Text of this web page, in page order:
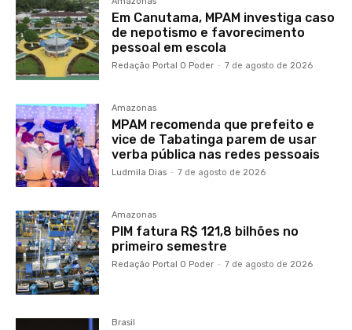
Em Canutama, MPAM investiga caso
de nepotismo e favorecimento
pessoal em escola
Redação Portal O Poder - 7 de agosto de 2026
Amazonas
MPAM recomenda que prefeito e
vice de Tabatinga parem de usar
verba pública nas redes pessoais
Ludmila Dias - 7 de agosto de 2026
Amazonas
PIM fatura R$ 121,8 bilhões no
primeiro semestre
Redação Portal O Poder - 7 de agosto de 2026
Brasil